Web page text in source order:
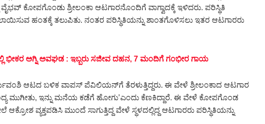
ಕೋಪಗೊಂಡು ಶ್ರೀಲಂಕಾ ಆಟಗಾರನೊಂದಿಗೆ ವಾಗ್ವಾದಕ್ಕೆ ಇಳಿದರು. ಪರಿಸ್ಥಿತಿ
ಹಂತಕ್ಕೆ ತಲುಪಿತು. ನಂತರ ಪರಿಸ್ಥಿತಿಯನ್ನು ಶಾಂತಗೊಳಿಸಲು ಇತರ ಆಟಗಾರರು
ಭೀಕರ ಅಗ್ನಿ ಅವಘಡ : ಇಬ್ಬರು ಸಜೀವ ದಹನ, 7 ಮಂದಿಗೆ ಗಂಭೀರ ಗಾಯ
ಆಟದ ಬಳಿಕ ವಾಪಸ್‌ ಪೆವಿಲಿಯನ್‌ಗೆ ತೆರಳುತ್ತಿದ್ದರು. ಈ ವೇಳೆ ಶ್ರೀಲಂಕಾದ ಆಟಗಾರ
ಮುಗೀತು, ಇನ್ನು ಮನೆಯ ಕಡೆಗೆ ಹೋಗು’ಎಂದು ಕೆಣಕಿದ್ದಾರೆ. ಈ ವೇಳೆ ಕೋಪಗೊಂಡ
ವ್ಯಕ್ತಪಡಿಸಿ ಮುಂದೆ ಸಾಗುತ್ತಿದ್ದ ವೇಳೆ ಸ್ಥಳದಲ್ಲಿದ್ದ ಆಟಗಾರರು ಪರಿಸ್ಥಿತಿಯನ್ನು